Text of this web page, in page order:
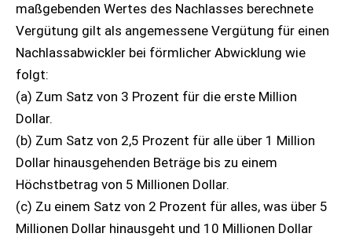
maßgebenden Wertes des Nachlasses berechnete
Vergütung gilt als angemessene Vergütung für einen
Nachlassabwickler bei förmlicher Abwicklung wie
folgt:
(a) Zum Satz von 3 Prozent für die erste Million
Dollar.
(b) Zum Satz von 2,5 Prozent für alle über 1 Million
Dollar hinausgehenden Beträge bis zu einem
Höchstbetrag von 5 Millionen Dollar.
(c) Zu einem Satz von 2 Prozent für alles, was über 5
Millionen Dollar hinausgeht und 10 Millionen Dollar